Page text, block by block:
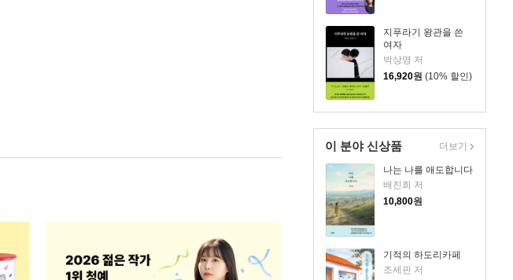
지푸라기 왕관을 쓴
여자
박상영 저
16,920원 (10% 할인)
이 분야 신상품
나는 나를 애도합니다
배진희 저
10,800원
기적의 하도리카페
조세핀 저
더보기